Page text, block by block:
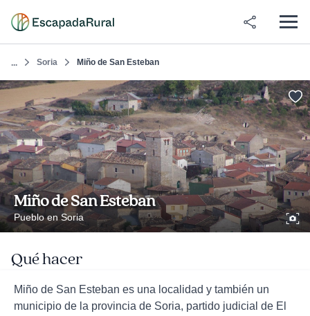
... Soria Miño de San Esteban
Miño de San Esteban
Pueblo en Soria
Qué hacer
Miño de San Esteban es una localidad y también un
municipio de la provincia de Soria, partido judicial de El